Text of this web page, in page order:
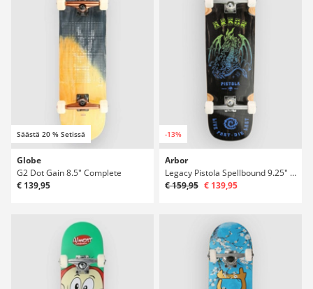
Säästä 20 % Setissä
Globe
G2 Dot Gain 8.5" Complete
€ 139,95
-13%
Arbor
Legacy Pistola Spellbound 9.25" Complete
€ 159,95 € 139,95